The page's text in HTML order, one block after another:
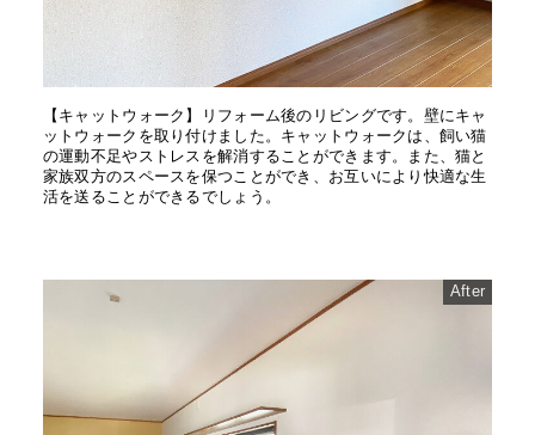
【キャットウォーク】リフォーム後のリビングです。壁にキャ
ットウォークを取り付けました。キャットウォークは、飼い猫
の運動不足やストレスを解消することができます。また、猫と
家族双方のスペースを保つことができ、お互いにより快適な生
活を送ることができるでしょう。
After